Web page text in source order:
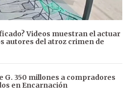
Videos muestran el actuar
autores del atroz crimen de
G. 350 millones a compradores
en Encarnación